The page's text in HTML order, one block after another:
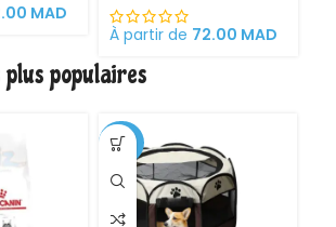
MAD
et ses chatons
Croquettes pour
gestantes/allaitantes
À partir de 72.00 MAD
populaires
-30%